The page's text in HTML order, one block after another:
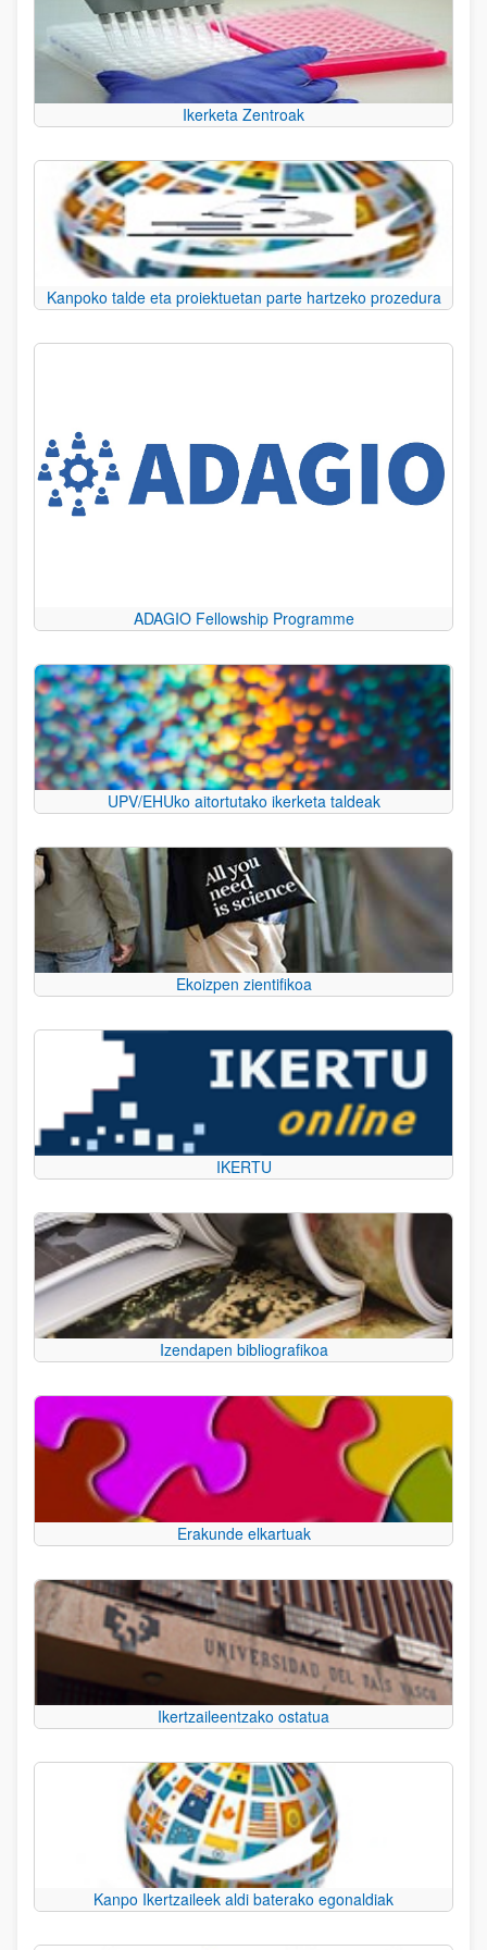
Ikerketa Zentroak
Kanpoko talde eta proiektuetan parte hartzeko prozedura
ADAGIO Fellowship Programme
UPV/EHUko aitortutako ikerketa taldeak
Ekoizpen zientifikoa
IKERTU
Izendapen bibliografikoa
Erakunde elkartuak
Ikertzaileentzako ostatua
Kanpo Ikertzaileek aldi baterako egonaldiak